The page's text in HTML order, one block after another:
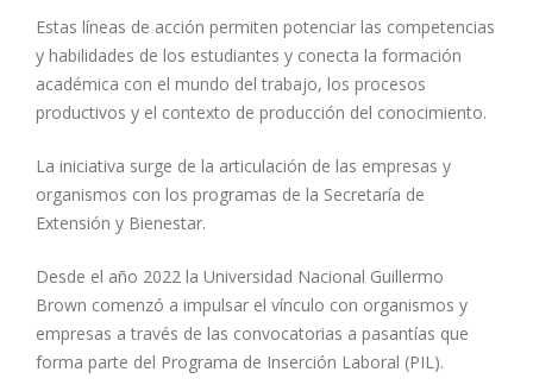
Estas líneas de acción permiten potenciar las competencias
y habilidades de los estudiantes y conecta la formación
académica con el mundo del trabajo, los procesos
productivos y el contexto de producción del conocimiento.
La iniciativa surge de la articulación de las empresas y
organismos con los programas de la Secretaría de
Extensión y Bienestar.
Desde el año 2022 la Universidad Nacional Guillermo
Brown comenzó a impulsar el vínculo con organismos y
empresas a través de las convocatorias a pasantías que
forma parte del Programa de Inserción Laboral (PIL).